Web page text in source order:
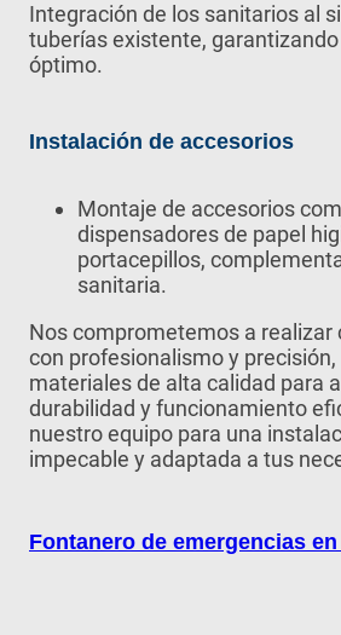
Integración de los sanitarios al
tuberías existente,
óptimo.
Instalación de accesorios
Montaje de accesorios
dispensadores de papel
portacepillos,
sanitaria.
Nos comprometemos a realizar
con profesionalismo y
materiales de alta calidad para
durabilidad y funcionamiento
nuestro equipo para una
impecable y adaptada a tus
Fontanero de emergencias